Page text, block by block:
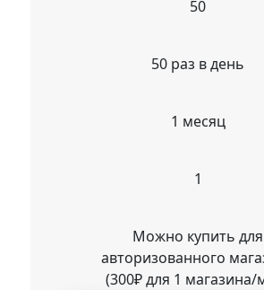
50
50 раз в день
1 месяц
1
Можно купить для
авторизованного
(300₽ для 1 магазина/